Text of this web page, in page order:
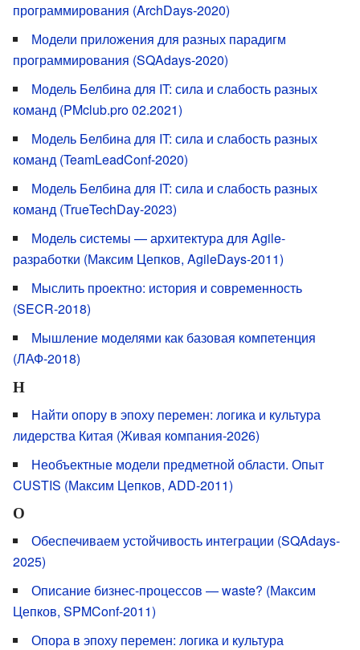
программирования (ArchDays-2020)
Модели приложения для разных парадигм
программирования (SQAdays-2020)
Модель Белбина для IT: сила и слабость разных
команд (PMclub.pro 02.2021)
Модель Белбина для IT: сила и слабость разных
команд (TeamLeadConf-2020)
Модель Белбина для IT: сила и слабость разных
команд (TrueTechDay-2023)
Модель системы — архитектура для Agile-
разработки (Максим Цепков, AgileDays-2011)
Мыслить проектно: история и современность
(SECR-2018)
Мышление моделями как базовая компетенция
(ЛАФ-2018)
Н
Найти опору в эпоху перемен: логика и культура
лидерства Китая (Живая компания-2026)
Необъектные модели предметной области. Опыт
CUSTIS (Максим Цепков, ADD-2011)
О
Обеспечиваем устойчивость интеграции (SQAdays-
2025)
Описание бизнес-процессов — waste? (Максим
Цепков, SPMConf-2011)
Опора в эпоху перемен: логика и культура